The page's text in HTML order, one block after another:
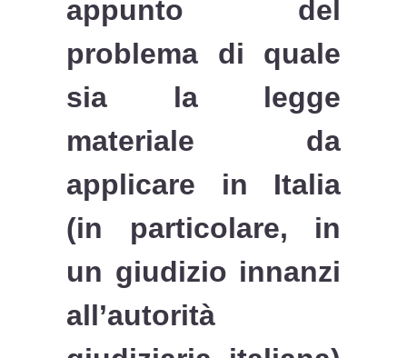
appunto del
problema di quale
sia la legge
materiale da
applicare in Italia
(in particolare, in
un giudizio innanzi
all’autorità